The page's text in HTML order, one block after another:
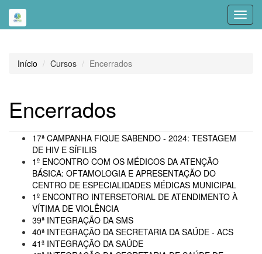
Início Cursos Encerrados
Encerrados
17ª CAMPANHA FIQUE SABENDO - 2024: TESTAGEM
DE HIV E SÍFILIS
1º ENCONTRO COM OS MÉDICOS DA ATENÇÃO
BÁSICA: OFTAMOLOGIA E APRESENTAÇÃO DO
CENTRO DE ESPECIALIDADES MÉDICAS MUNICIPAL
1º ENCONTRO INTERSETORIAL DE ATENDIMENTO À
VÍTIMA DE VIOLÊNCIA
39ª INTEGRAÇÃO DA SMS
40ª INTEGRAÇÃO DA SECRETARIA DA SAÚDE - ACS
41ª INTEGRAÇÃO DA SAÚDE